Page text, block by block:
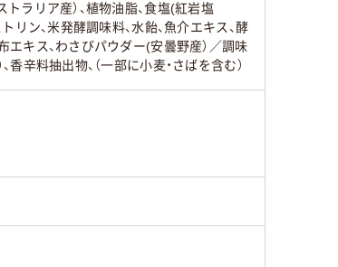
ラリア産）、植物油脂、食塩(紅岩塩
リン、米発酵調味料、水飴、魚介エキス、酵
エキス、わさびパウダー(安曇野産）／調味
、香辛料抽出物、（一部に小麦・さばを含む）